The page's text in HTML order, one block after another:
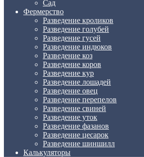
Сад
Фермерство
Разведение кроликов
Разведение голубей
Разведение гусей
Разведение индюков
Разведение коз
Разведение коров
Разведение кур
Разведение лошадей
Разведение овец
Разведение перепелов
Разведение свиней
Разведение уток
Разведение фазанов
Разведение цесарок
Разведение шиншилл
Калькуляторы